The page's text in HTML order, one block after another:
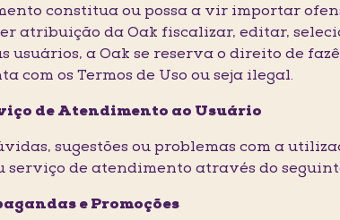
constitua ou possa a vir importar
atribuição da Oak fiscalizar, editar,
usuários, a Oak se reserva o direito de
com os Termos de Uso ou seja ilegal.
de Atendimento ao Usuário
sugestões ou problemas com a
serviço de atendimento através do
e Promoções